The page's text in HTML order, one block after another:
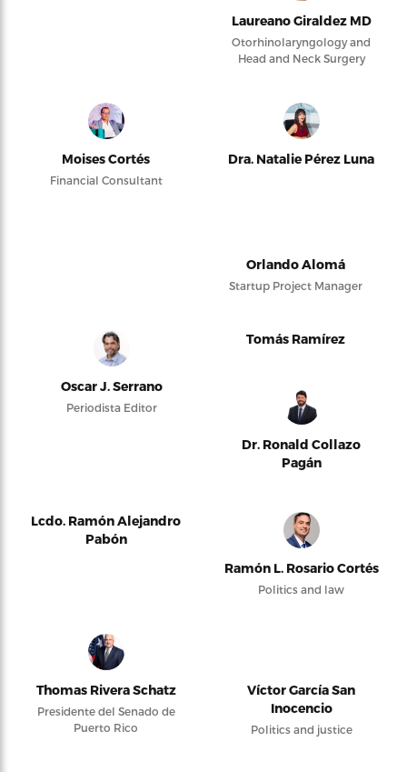
Laureano Giraldez MD
Otorhinolaryngology and
Head and Neck Surgery
Moises Cortés
Financial Consultant
Dra. Natalie Pérez Luna
Orlando Alomá
Startup Project Manager
Oscar J. Serrano
Periodista Editor
Tomás Ramírez
Dr. Ronald Collazo
Pagán
Lcdo. Ramón Alejandro
Pabón
Ramón L. Rosario Cortés
Politics and law
Thomas Rivera Schatz
Presidente del Senado de
Puerto Rico
Víctor García San
Inocencio
Politics and justice